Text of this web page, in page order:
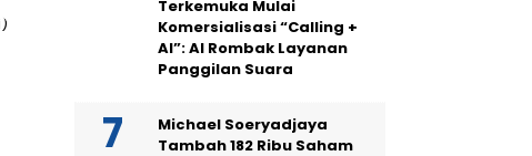
Terkemuka Mulai
Komersialisasi “Calling +
AI”: AI Rombak Layanan
Panggilan Suara
Michael Soeryadjaya
Tambah 182 Ribu Saham